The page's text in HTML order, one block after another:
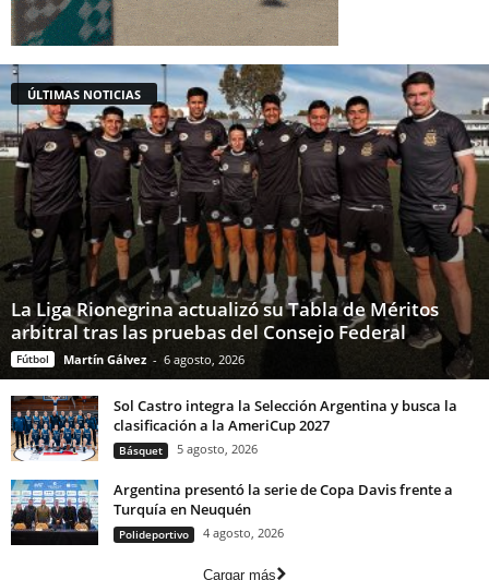
ÚLTIMAS NOTICIAS
La Liga Rionegrina actualizó su Tabla de Méritos
arbitral tras las pruebas del Consejo Federal
Fútbol Martín Gálvez - 6 agosto, 2026
Sol Castro integra la Selección Argentina y busca la
clasificación a la AmeriCup 2027
Básquet 5 agosto, 2026
Argentina presentó la serie de Copa Davis frente a
Turquía en Neuquén
Polideportivo 4 agosto, 2026
Cargar más